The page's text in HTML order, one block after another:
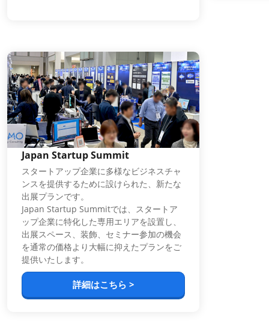
Japan Startup Summit
スタートアップ企業に多様なビジネスチャ
ンスを提供するために設けられた、新たな
出展プランです。
Japan Startup Summitでは、スタートア
ップ企業に特化した専用エリアを設置し、
出展スペース、装飾、セミナー参加の機会
を通常の価格より大幅に抑えたプランをご
提供いたします。
詳細はこちら >